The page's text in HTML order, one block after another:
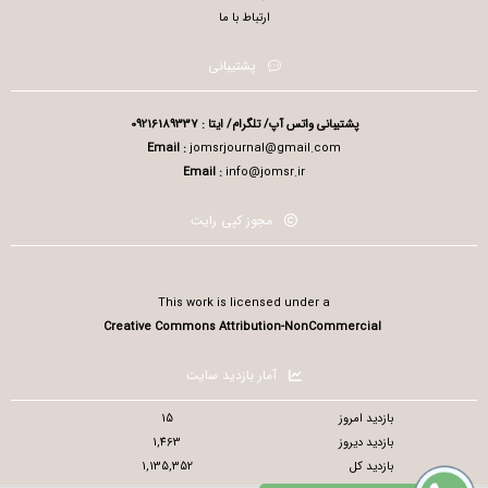
ارتباط با ما
پشتیبانی
پشتیبانی واتس آپ/ تلگرام/ ایتا : 09216189337
Email :jomsrjournal@gmail.com
Email :info@jomsr.ir
مجوز کپی رایت
This work is licensed under a
آمار بازدید سایت
بازدید امروز
15
بازدید دیروز
1,463
بازدید کل
1,135,352